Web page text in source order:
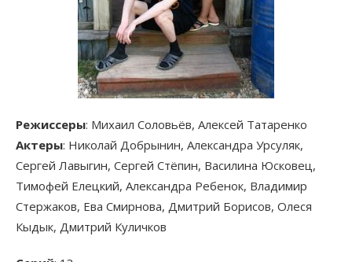
Режиссеры: Михаил Соловьёв, Алексей Татаренко
Актеры: Николай Добрынин, Александра Урсуляк,
Сергей Лавыгин, Сергей Стёпин, Василина Юсковец,
Тимофей Елецкий, Александра Ребенок, Владимир
Стержаков, Ева Смирнова, Дмитрий Борисов, Олеся
Кыдык, Дмитрий Куличков